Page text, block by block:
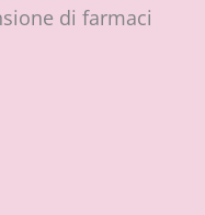
di farmaci